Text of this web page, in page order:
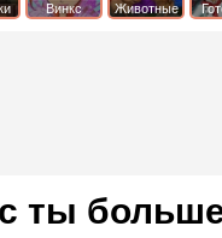
Винкс Животные
ты